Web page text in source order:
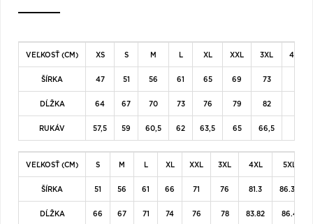
VEĽKOSŤ (CM) XS S M L XL XXL 3XL 4XL
ŠÍRKA 47 51 56 61 65 69 73
DĹŽKA 64 67 70 73 76 79 82
RUKÁV 57,5 59 60,5 62 63,5 65 66,5
VEĽKOSŤ (CM) S M L XL XXL 3XL 4XL 5XL
ŠÍRKA 51 56 61 66 71 76 81.3 86.36
DĹŽKA 66 67 71 74 76 78 83.82 86.4